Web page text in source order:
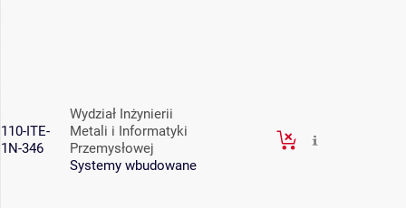
110-ITE-
1N-346
Wydział Inżynierii
Metali i Informatyki
Przemysłowej
Systemy wbudowane